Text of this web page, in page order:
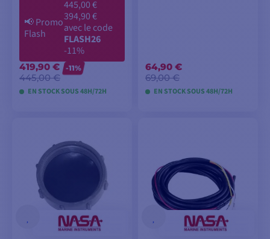
📢Promo
Flash
445,00 €
394,90 €
avec le code
FLASH26
-11%
419,90 €
445,00 €
-11%
EN STOCK SOUS 48H/72H
PANIER
64,90 €
69,00 €
EN STOCK SOUS 48H/72H